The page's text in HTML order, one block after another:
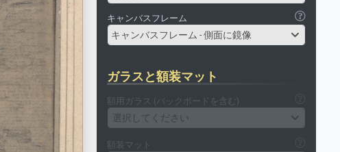
キャンバスフレーム
キャンバスフレーム - 側面に鏡像
ガラスと額装マット
額用ガラス (バックボードを含む)
選択してください
額装マット